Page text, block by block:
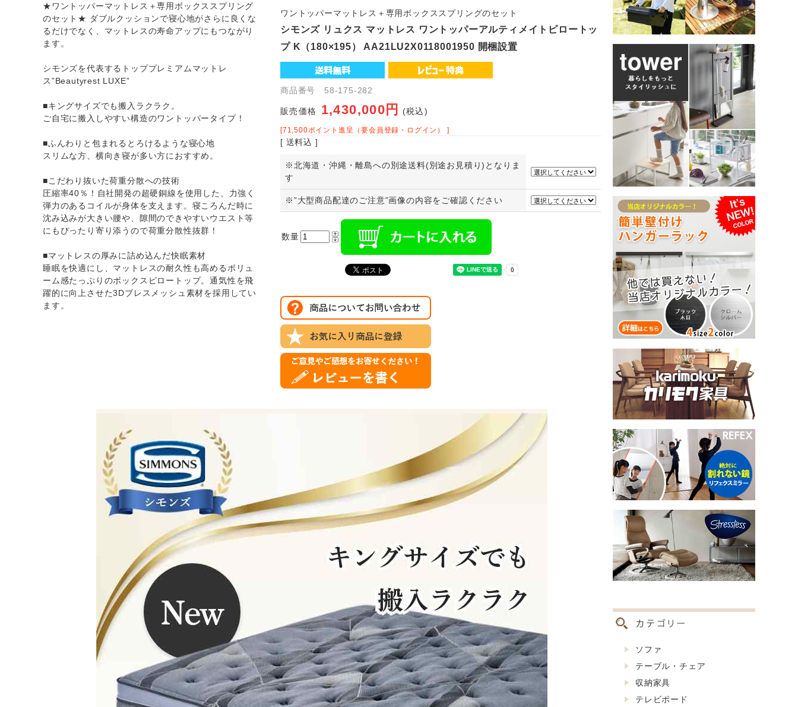
★ワントッパーマットレス＋専用ボックススプリング
のセット★ ダブルクッションで寝心地がさらに良くな
るだけでなく、マットレスの寿命アップにもつながり
ます。
シモンズを代表するトッププレミアムマットレ
ス”Beautyrest LUXE”
■キングサイズでも搬入ラクラク。
ご自宅に搬入しやすい構造のワントッパータイプ！
■ふんわりと包まれるとろけるような寝心地
スリムな方、横向き寝が多い方におすすめ。
■こだわり抜いた荷重分散への技術
圧縮率40％！自社開発の超硬銅線を使用した、力強く
弾力のあるコイルが身体を支えます。寝ころんだ時に
沈み込みが大きい腰や、隙間のできやすいウエスト等
にもぴったり寄り添うので荷重分散性抜群！
■マットレスの厚みに詰め込んだ快眠素材
睡眠を快適にし、マットレスの耐久性も高めるボリュ
ーム感たっぷりのボックスピロートップ。通気性を飛
躍的に向上させた3Dブレスメッシュ素材を採用してい
ます。
ワントッパーマットレス＋専用ボックススプリングのセット
シモンズ リュクス マットレス ワントッパーアルティメイトピロートッ
プ K（180×195） AA21LU2X0118001950 開梱設置
商品番号 58-175-282
販売価格 1,430,000円 (税込)
[71,500ポイント進呈（要会員登録・ログイン） ]
[ 送料込 ]
※北海道・沖縄・離島への別途送料(別途お見積り)となりま
す
※”大型商品配達のご注意”画像の内容をご確認ください
数量
ソファ
テーブル・チェア
収納家具
テレビボード